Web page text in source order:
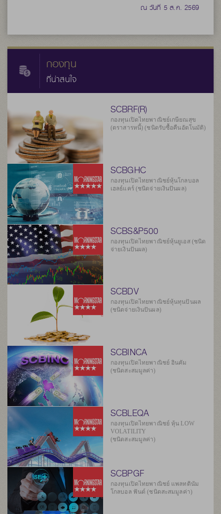
ณ วันที่ 5 ส.ค. 2569
กองทุน
ที่น่าสนใจ
SCBRF(R)
กองทุนเปิดไทยพาณิชย์เกษียณสุข
(ตราสารหนี้) (ชนิดรับซื้อคืนอัตโนมัติ)
SCBGHC
กองทุนเปิดไทยพาณิชย์หุ้นโกลบอล
เฮลธ์แคร์ (ชนิดจ่ายเงินปันผล)
SCBS&P500
กองทุนเปิดไทยพาณิชย์หุ้นยูเอส (ชนิด
จ่ายเงินปันผล)
SCBDV
กองทุนเปิดไทยพาณิชย์หุ้นทุนปันผล
(ชนิดจ่ายเงินปันผล)
SCBINCA
กองทุนเปิดไทยพาณิชย์ อินคัม
(ชนิดสะสมมูลค่า)
SCBLEQA
กองทุนเปิดไทยพาณิชย์ หุ้น LOW
VOLATILITY
(ชนิดสะสมมูลค่า)
SCBPGF
กองทุนเปิดไทยพาณิชย์ แพลทตินัม
โกลบอล ฟันด์ (ชนิดสะสมมูลค่า)